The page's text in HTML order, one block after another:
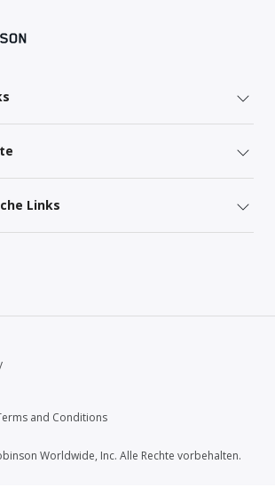
Links
and Conditions
Worldwide, Inc. Alle Rechte vorbehalten.